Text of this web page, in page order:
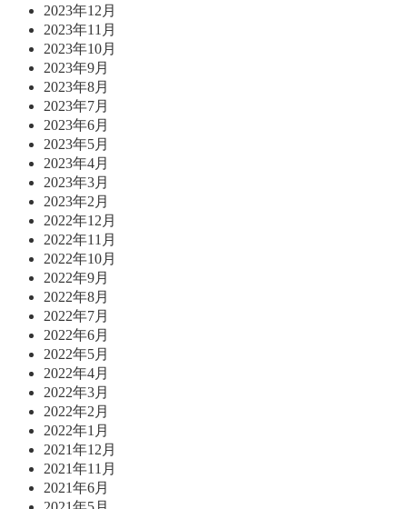
2023年12月
2023年11月
2023年10月
2023年9月
2023年8月
2023年7月
2023年6月
2023年5月
2023年4月
2023年3月
2023年2月
2022年12月
2022年11月
2022年10月
2022年9月
2022年8月
2022年7月
2022年6月
2022年5月
2022年4月
2022年3月
2022年2月
2022年1月
2021年12月
2021年11月
2021年6月